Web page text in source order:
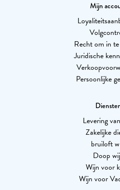
Mijn
Recht om in
Juridische
Persoonlijke
Levering
Zakelijke
bruiloft
Doop
Wijn voor
Wijn voor